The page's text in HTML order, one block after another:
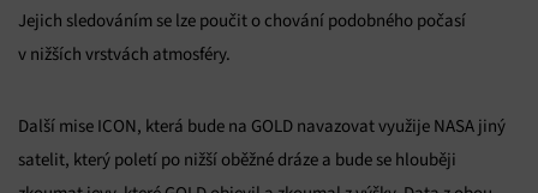
Jejich sledováním se lze poučit o chování podobného počasí
v nižších vrstvách atmosféry.
Další mise ICON, která bude na GOLD navazovat využije NASA jiný
satelit, který poletí po nižší oběžné dráze a bude se hlouběji